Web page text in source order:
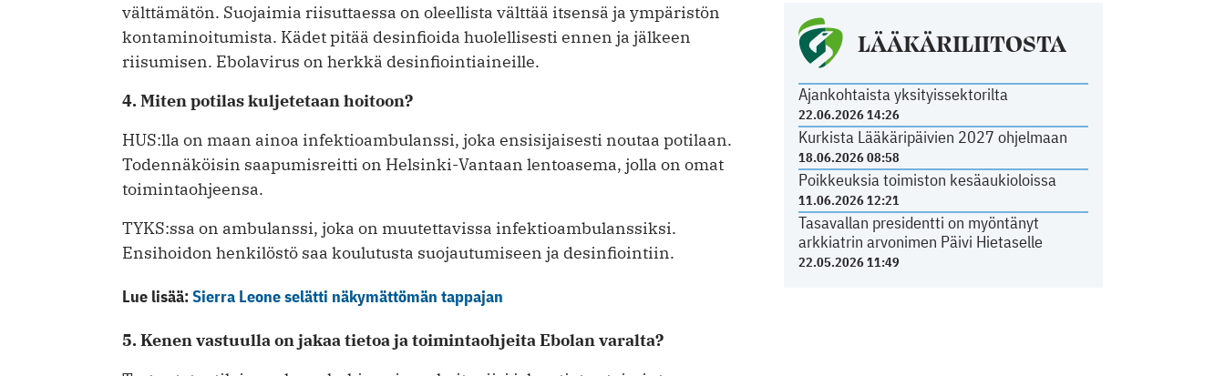
LÄÄKÄRILIITOSTA
Ajankohtaista yksityissektorilta
22.06.2026 14:26
Kurkista Lääkäripäivien 2027 ohjelmaan
18.06.2026 08:58
Poikkeuksia toimiston kesäaukioloissa
11.06.2026 12:21
Tasavallan presidentti on myöntänyt
arkkiatrin arvonimen Päivi Hietaselle
22.05.2026 11:49
välttämätön. Suojaimia riisuttaessa on oleellista välttää itsensä ja ympäristön
kontaminoitumista. Kädet pitää desinfioida huolellisesti ennen ja jälkeen
riisumisen. Ebolavirus on herkkä desinfiointiaineille.
4. Miten potilas kuljetetaan hoitoon?
HUS:lla on maan ainoa infektioambulanssi, joka ensisijaisesti noutaa potilaan.
Todennäköisin saapumisreitti on Helsinki-Vantaan lentoasema, jolla on omat
toimintaohjeensa.
TYKS:ssa on ambulanssi, joka on muutettavissa infektioambulanssiksi.
Ensihoidon henkilöstö saa koulutusta suojautumiseen ja desinfiointiin.
Lue lisää:Sierra Leone selätti näkymättömän tappajan
5. Kenen vastuulla on jakaa tietoa ja toimintaohjeita Ebolan varalta?